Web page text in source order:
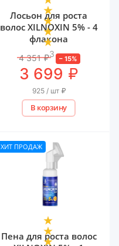
3
Лосьон для роста
волос XILNOXIN 5% - 4
флакона
4 351 ₽ – 15%
3 699 ₽
925 / шт ₽
В корзину
ХИТ ПРОДАЖ
Пена для роста волос